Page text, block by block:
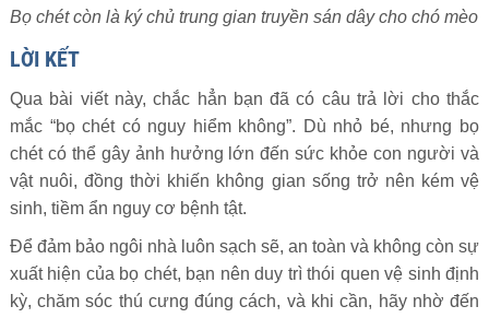
Bọ chét còn là ký chủ trung gian truyền sán dây cho chó mèo
LỜI KẾT
Qua bài viết này, chắc hẳn bạn đã có câu trả lời cho thắc
mắc “bọ chét có nguy hiểm không”. Dù nhỏ bé, nhưng bọ
chét có thể gây ảnh hưởng lớn đến sức khỏe con người và
vật nuôi, đồng thời khiến không gian sống trở nên kém vệ
sinh, tiềm ẩn nguy cơ bệnh tật.
Để đảm bảo ngôi nhà luôn sạch sẽ, an toàn và không còn sự
xuất hiện của bọ chét, bạn nên duy trì thói quen vệ sinh định
kỳ, chăm sóc thú cưng đúng cách, và khi cần, hãy nhờ đến